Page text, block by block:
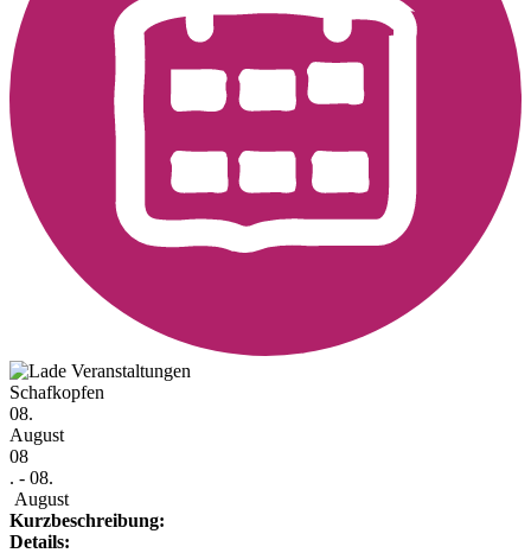
Schafkopfen
08.
August
08
. - 08.
August
Kurzbeschreibung:
Details: